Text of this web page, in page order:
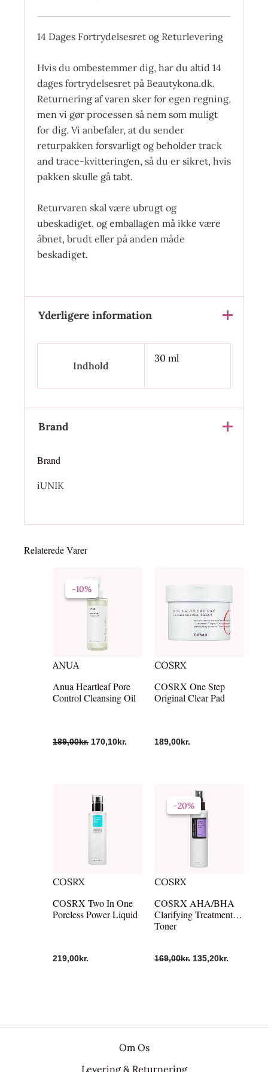
14 Dages Fortrydelsesret og Returlevering
Hvis du ombestemmer dig, har du altid 14
dages fortrydelsesret på Beautykona.dk.
Returnering af varen sker for egen regning,
men vi gør processen så nem som muligt
for dig. Vi anbefaler, at du sender
returpakken forsvarligt og beholder track
and trace-kvitteringen, så du er sikret, hvis
pakken skulle gå tabt.
Returvaren skal være ubrugt og
ubeskadiget, og emballagen må ikke være
åbnet, brudt eller på anden måde
beskadiget.
Yderligere information
Indhold
30 ml
Brand
Brand
iUNIK
Relaterede Varer
-10%
ANUA
-10%
Anua Heartleaf Pore
Control Cleansing Oil
189,00kr.
oprindelige
pris
var:
189,00kr..
170,10kr.
COSRX
COSRX One Step
Original Clear Pad
189,00kr.
COSRX
COSRX Two In One
Poreless Power Liquid
219,00kr.
-20%
COSRX
-20%
COSRX AHA/BHA
Clarifying Treatment
Toner
169,00kr.
Den
oprindelige
pris
var:
169,00kr..
135,20kr.
Om Os
Levering & Returnering